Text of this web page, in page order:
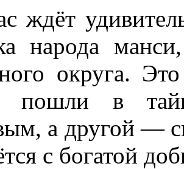
ждёт
народа
округа.
пошли в
а другой —
с богатой